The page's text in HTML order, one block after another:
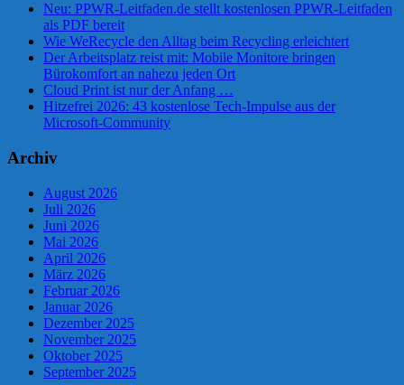
Neu: PPWR-Leitfaden.de stellt kostenlosen PPWR-Leitfaden
als PDF bereit
Wie WeRecycle den Alltag beim Recycling erleichtert
Der Arbeitsplatz reist mit: Mobile Monitore bringen
Bürokomfort an nahezu jeden Ort
Cloud Print ist nur der Anfang …
Hitzefrei 2026: 43 kostenlose Tech-Impulse aus der
Microsoft-Community
Archiv
August 2026
Juli 2026
Juni 2026
Mai 2026
April 2026
März 2026
Februar 2026
Januar 2026
Dezember 2025
November 2025
Oktober 2025
September 2025